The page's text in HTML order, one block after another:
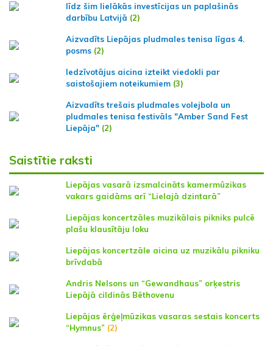
līdz šim lielākās investīcijas un paplašinās
darbību Latvijā (2)
Aizvadīts Liepājas pludmales tenisa līgas 4.
posms (2)
Iedzīvotājus aicina izteikt viedokli par
saistošajiem noteikumiem (3)
Aizvadīts trešais pludmales volejbola un
pludmales tenisa festivāls "Amber Sand Fest
Liepāja" (2)
Saistītie raksti
Liepājas vasarā izsmalcināts kamermūzikas
vakars gaidāms arī “Lielajā dzintarā”
Liepājas koncertzāles muzikālais pikniks pulcē
plašu klausītāju loku
Liepājas koncertzāle aicina uz muzikālu pikniku
brīvdabā
Andris Nelsons un “Gewandhaus” orķestris
Liepājā cildinās Bēthovenu
Liepājas ērģeļmūzikas vasaras sestais koncerts
“Hymnus” (2)